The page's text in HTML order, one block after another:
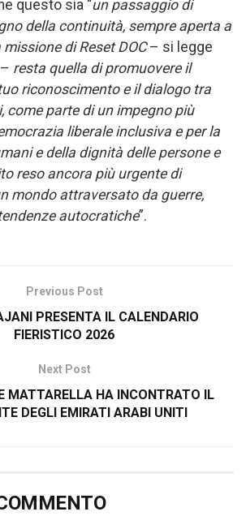
questo sia “un passaggio di
della continuità, sempre aperta a
missione di Reset DOC– si legge
resta quella di promuovere il
riconoscimento e il dialogo tra
come parte di un impegno più
liberale inclusiva e per la
e della dignità delle persone e
reso ancora più urgente di
mondo attraversato da guerre,
autocratiche”.
Previous Post
PRESENTA IL CALENDARIO
FIERISTICO 2026
Next Post
MATTARELLA HA INCONTRATO IL
DEGLI EMIRATI ARABI UNITI